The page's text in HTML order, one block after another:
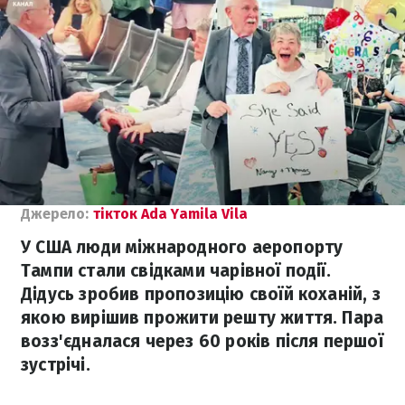
Джерело: тікток Ada Yamila Vila
У США люди міжнародного аеропорту
Тампи стали свідками чарівної події.
Дідусь зробив пропозицію своїй коханій, з
якою вирішив прожити решту життя. Пара
возз'єдналася через 60 років після першої
зустрічі.